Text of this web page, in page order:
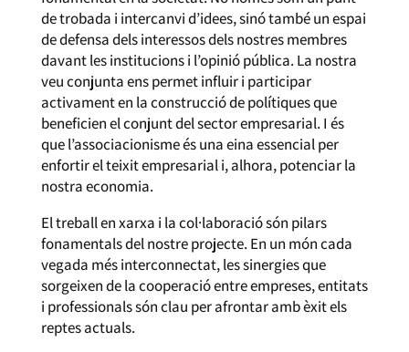
de trobada i intercanvi d’idees, sinó també un espai
de defensa dels interessos dels nostres membres
davant les institucions i l’opinió pública. La nostra
veu conjunta ens permet influir i participar
activament en la construcció de polítiques que
beneficien el conjunt del sector empresarial. I és
que l’associacionisme és una eina essencial per
enfortir el teixit empresarial i, alhora, potenciar la
nostra economia.
El treball en xarxa i la col·laboració són pilars
fonamentals del nostre projecte. En un món cada
vegada més interconnectat, les sinergies que
sorgeixen de la cooperació entre empreses, entitats
i professionals són clau per afrontar amb èxit els
reptes actuals.